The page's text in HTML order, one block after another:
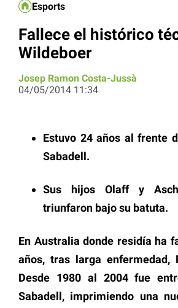
Esports
Fallece el histórico
Wildeboer
Josep Ramon Costa-Jussà
04/05/2014 11:34
Estuvo 24 años al frente
Sabadell.
Sus hijos Olaff y
triunfaron bajo su batuta.
En Australia donde residía ha
años, tras larga enfermedad,
Desde 1980 al 2004 fue
Sabadell, imprimiendo una